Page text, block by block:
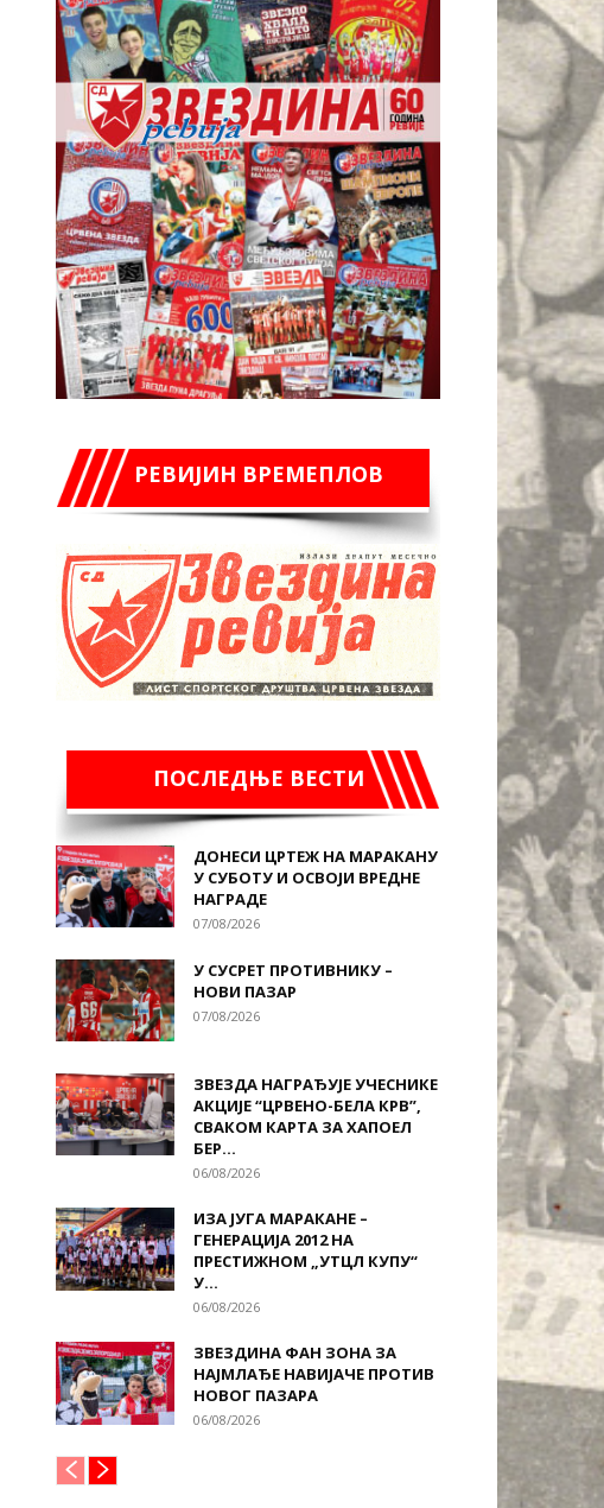
РЕВИЈИН ВРЕМЕПЛОВ
ПОСЛЕДЊЕ ВЕСТИ
ДОНЕСИ ЦРТЕЖ НА МАРАКАНУ
У СУБОТУ И ОСВОЈИ ВРЕДНЕ
НАГРАДЕ
07/08/2026
У СУСРЕТ ПРОТИВНИКУ –
НОВИ ПАЗАР
07/08/2026
ЗВЕЗДА НАГРАЂУЈЕ УЧЕСНИКЕ
АКЦИЈЕ “ЦРВЕНО-БЕЛА КРВ”,
СВАКОМ КАРТА ЗА ХАПОЕЛ
БЕР...
06/08/2026
ИЗА ЈУГА МАРАКАНЕ –
ГЕНЕРАЦИЈА 2012 НА
ПРЕСТИЖНОМ „УТЦЛ КУПУ“
У...
06/08/2026
ЗВЕЗДИНА ФАН ЗОНА ЗА
НАЈМЛАЂЕ НАВИЈАЧЕ ПРОТИВ
НОВОГ ПАЗАРА
06/08/2026